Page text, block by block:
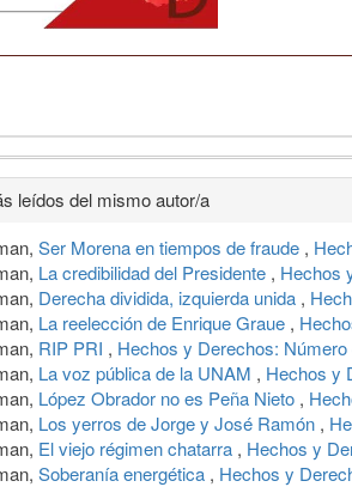
leídos del mismo autor/a
Ser Morena en tiempos de fraude ,
La credibilidad del Presidente , Hechos
Derecha dividida, izquierda unida ,
La reelección de Enrique Graue ,
RIP PRI , Hechos y Derechos:
La voz pública de la UNAM , Hechos y
López Obrador no es Peña Nieto ,
Los yerros de Jorge y José Ramón ,
El viejo régimen chatarra , Hechos y
Soberanía energética , Hechos y